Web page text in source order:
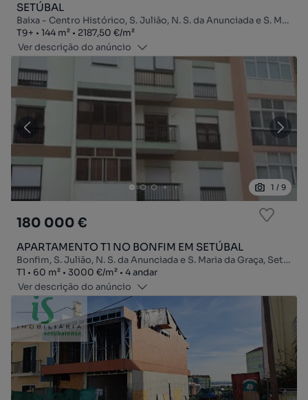
SETÚBAL
Baixa - Centro Histórico, S. Julião, N. S. da Anunciada e S. Maria da Graça, Setúbal, Setúbal
Tipologia
T9+
Zona 144 m²
Preço por metro quadrado
2187,50 €/m²
Ver descrição do anúncio
1 / 9
180 000 €
APARTAMENTO T1 NO BONFIM EM SETÚBAL
Bonfim, S. Julião, N. S. da Anunciada e S. Maria da Graça, Setúbal, Setúbal
Tipologia
T1
Zona60 m²
Preço por metro quadrado
3000 €/m²
Andar
4 andar
Ver descrição do anúncio